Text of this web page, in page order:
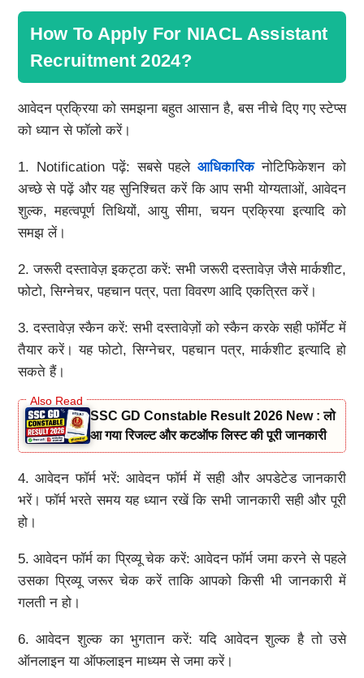
How To Apply For NIACL Assistant
Recruitment 2024?
आवेदन प्रक्रिया को समझना बहुत आसान है, बस नीचे दिए गए स्टेप्स
को ध्यान से फॉलो करें।
1. Notification पढ़ें: सबसे पहलेआधिकारिकनोटिफिकेशन को
अच्छे से पढ़ें और यह सुनिश्चित करें कि आप सभी योग्यताओं, आवेदन
शुल्क, महत्वपूर्ण तिथियों, आयु सीमा, चयन प्रक्रिया इत्यादि को
समझ लें।
2. जरूरी दस्तावेज़ इकट्ठा करें: सभी जरूरी दस्तावेज़ जैसे मार्कशीट,
फोटो, सिग्नेचर, पहचान पत्र, पता विवरण आदि एकत्रित करें।
3. दस्तावेज़ स्कैन करें: सभी दस्तावेज़ों को स्कैन करके सही फॉर्मेट में
तैयार करें। यह फोटो, सिग्नेचर, पहचान पत्र, मार्कशीट इत्यादि हो
सकते हैं।
SSC GD Constable Result 2026 New : लो
आ गया रिजल्ट और कटऑफ लिस्ट की पूरी जानकारी
4. आवेदन फॉर्म भरें: आवेदन फॉर्म में सही और अपडेटेड जानकारी
भरें। फॉर्म भरते समय यह ध्यान रखें कि सभी जानकारी सही और पूरी
हो।
5. आवेदन फॉर्म का प्रिव्यू चेक करें: आवेदन फॉर्म जमा करने से पहले
उसका प्रिव्यू जरूर चेक करें ताकि आपको किसी भी जानकारी में
गलती न हो।
6. आवेदन शुल्क का भुगतान करें: यदि आवेदन शुल्क है तो उसे
ऑनलाइन या ऑफलाइन माध्यम से जमा करें।